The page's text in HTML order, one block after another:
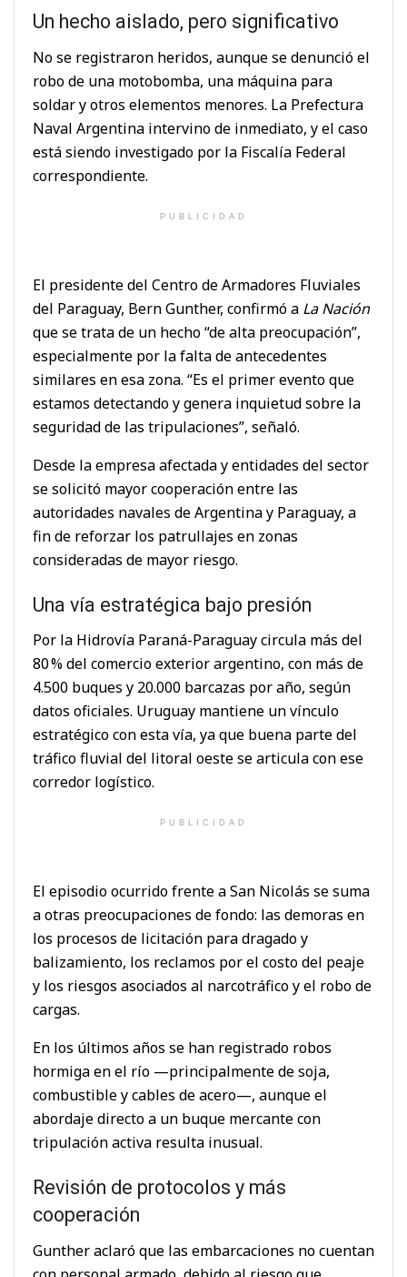
Un hecho aislado, pero significativo
No se registraron heridos, aunque se denunció el
robo de una motobomba, una máquina para
soldar y otros elementos menores. La Prefectura
Naval Argentina intervino de inmediato, y el caso
está siendo investigado por la Fiscalía Federal
correspondiente.
PUBLICIDAD
El presidente del Centro de Armadores Fluviales
del Paraguay, Bern Gunther, confirmó a La Nación
que se trata de un hecho “de alta preocupación”,
especialmente por la falta de antecedentes
similares en esa zona. “Es el primer evento que
estamos detectando y genera inquietud sobre la
seguridad de las tripulaciones”, señaló.
Desde la empresa afectada y entidades del sector
se solicitó mayor cooperación entre las
autoridades navales de Argentina y Paraguay, a
fin de reforzar los patrullajes en zonas
consideradas de mayor riesgo.
Una vía estratégica bajo presión
Por la Hidrovía Paraná-Paraguay circula más del
80 % del comercio exterior argentino, con más de
4.500 buques y 20.000 barcazas por año, según
datos oficiales. Uruguay mantiene un vínculo
estratégico con esta vía, ya que buena parte del
tráfico fluvial del litoral oeste se articula con ese
corredor logístico.
PUBLICIDAD
El episodio ocurrido frente a San Nicolás se suma
a otras preocupaciones de fondo: las demoras en
los procesos de licitación para dragado y
balizamiento, los reclamos por el costo del peaje
y los riesgos asociados al narcotráfico y el robo de
cargas.
En los últimos años se han registrado robos
hormiga en el río —principalmente de soja,
combustible y cables de acero—, aunque el
abordaje directo a un buque mercante con
tripulación activa resulta inusual.
Revisión de protocolos y más
cooperación
Gunther aclaró que las embarcaciones no cuentan